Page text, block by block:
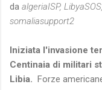
da algeriaISP,
somaliasupport2
Iniziata l'invasione
Centinaia di militari
Libia. Forze